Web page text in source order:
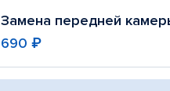
Замена передней
690 ₽